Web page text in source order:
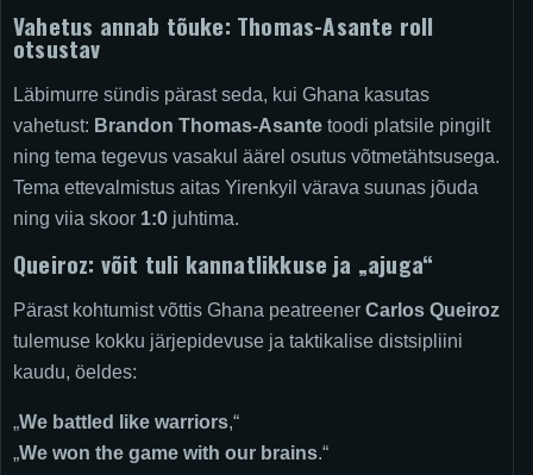
Vahetus annab tõuke: Thomas-Asante roll
otsustav
Läbimurre sündis pärast seda, kui Ghana kasutas
vahetust: Brandon Thomas-Asante toodi platsile pingilt
ning tema tegevus vasakul äärel osutus võtmetähtsusega.
Tema ettevalmistus aitas Yirenkyil värava suunas jõuda
ning viia skoor 1:0 juhtima.
Queiroz: võit tuli kannatlikkuse ja „ajuga“
Pärast kohtumist võttis Ghana peatreener Carlos Queiroz
tulemuse kokku järjepidevuse ja taktikalise distsipliini
kaudu, öeldes:
„We battled like warriors,“
„We won the game with our brains.“